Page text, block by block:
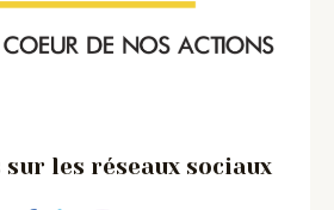
sur les réseaux sociaux